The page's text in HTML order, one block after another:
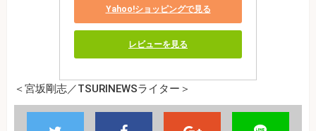
Yahoo!ショッピングで見る
レビューを見る
＜宮坂剛志／TSURINEWSライター＞